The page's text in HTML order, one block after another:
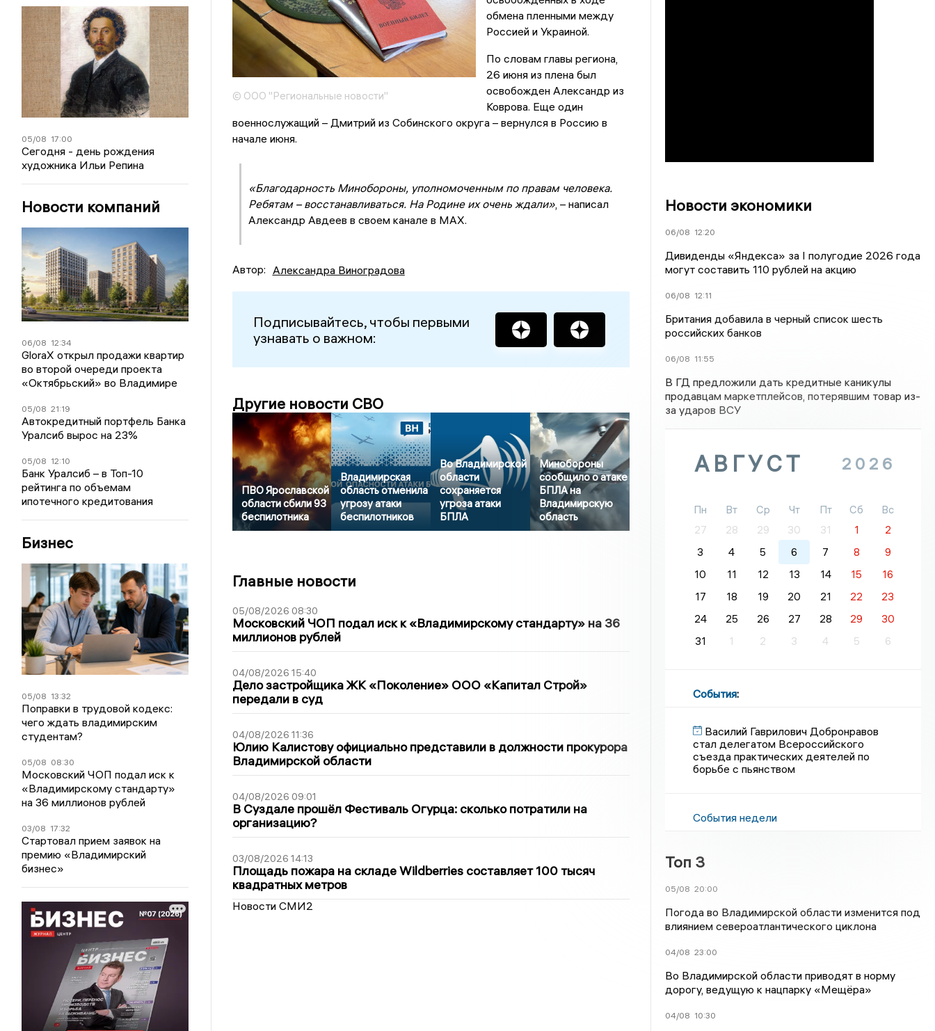
05/08 17:00
Сегодня - день рождения
художника Ильи Репина
Новости компаний
06/08 12:34
GloraX открыл продажи квартир
во второй очереди проекта
«Октябрьский» во Владимире
05/08 21:19
Автокредитный портфель Банка
Уралсиб вырос на 23%
05/08 12:10
Банк Уралсиб – в Топ-10
рейтинга по объемам
ипотечного кредитования
Бизнес
05/08 13:32
Поправки в трудовой кодекс:
чего ждать владимирским
студентам?
05/08 08:30
Московский ЧОП подал иск к
«Владимирскому стандарту»
на 36 миллионов рублей
03/08 17:32
Стартовал прием заявок на
премию «Владимирский
бизнес»
© ООО "Региональные новости"
обмена пленными между
Россией и Украиной.
По словам главы региона,
26 июня из плена был
освобожден Александр из
Коврова. Еще один
военнослужащий – Дмитрий из Собинского округа – вернулся в Россию в
начале июня.
«Благодарность Минобороны, уполномоченным по правам человека.
Ребятам – восстанавливаться. На Родине их очень ждали», – написал
Александр Авдеев в своем канале в MAX.
Автор: Александра Виноградова
Подписывайтесь, чтобы первыми
узнавать о важном:
Другие новости СВО
ПВО Ярославской
области сбили 93
беспилотника
Владимирская
область отменила
угрозу атаки
беспилотников
Во Владимирской
области
сохраняется
угроза атаки
БПЛА
Минобороны
сообщило о атаке
БПЛА на
Владимирскую
область
Главные новости
05/08/2026 08:30
Московский ЧОП подал иск к «Владимирскому стандарту» на 36
миллионов рублей
04/08/2026 15:40
Дело застройщика ЖК «Поколение» ООО «Капитал Строй»
передали в суд
04/08/2026 11:36
Юлию Калистову официально представили в должности прокурора
Владимирской области
04/08/2026 09:01
В Суздале прошёл Фестиваль Огурца: сколько потратили на
организацию?
03/08/2026 14:13
Площадь пожара на складе Wildberries составляет 100 тысяч
квадратных метров
Новости СМИ2
Новости экономики
06/08 12:20
Дивиденды «Яндекса» за I полугодие 2026 года
могут составить 110 рублей на акцию
06/08 12:11
Британия добавила в черный список шесть
российских банков
06/08 11:55
В ГД предложили дать кредитные каникулы
продавцам маркетплейсов, потерявшим товар из-
за ударов ВСУ
АВГУСТ 2026
Пн Вт Ср Чт Пт Сб
Вс
27
28 29 30 31 1
2
3
4 5 6 7 8
9
10
11 12 13 14 15
16
17
18 19 20 21 22
23
24
25 26 27 28 29
30
31
1 2 3 4 5 6
События:
Василий Гаврилович Добронравов
стал делегатом Всероссийского
съезда практических деятелей по
борьбе с пьянством
События недели
Топ 3
05/08 20:00
Погода во Владимирской области изменится под
влиянием североатлантического циклона
04/08 23:00
Во Владимирской области приводят в норму
дорогу, ведущую к нацпарку «Мещёра»
04/08 10:30